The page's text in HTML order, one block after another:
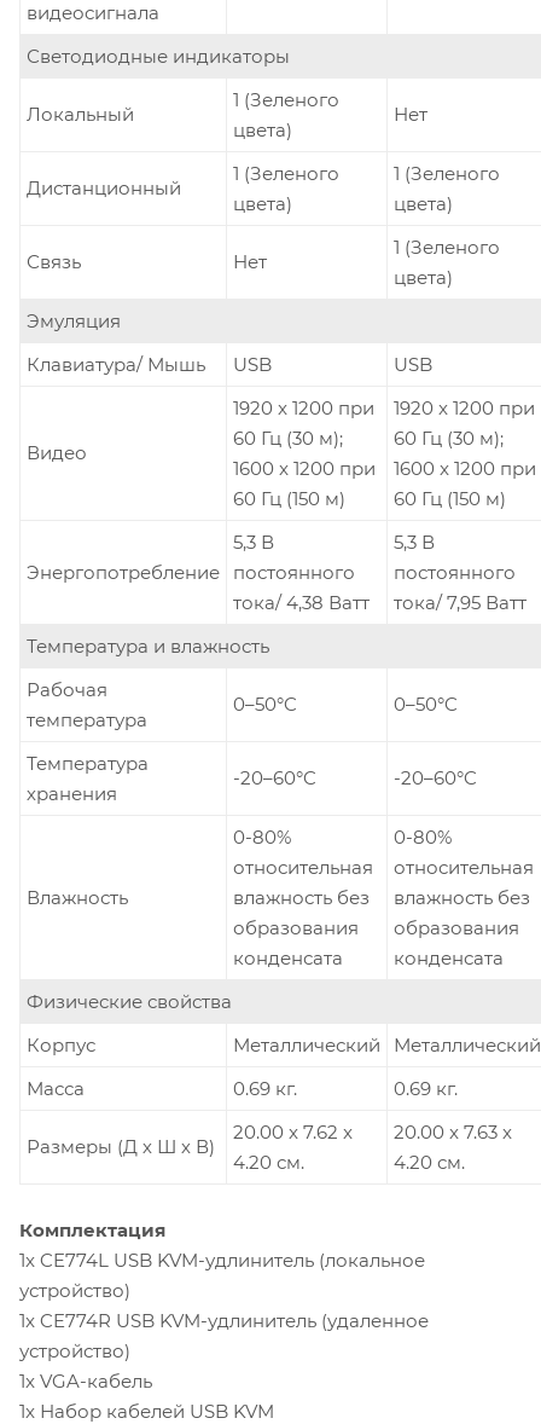
видеосигнала
Светодиодные индикаторы
Локальный
1 (Зеленого
цвета)
Нет
Дистанционный
1 (Зеленого
цвета)
1 (Зеленого
цвета)
Связь Нет
1 (Зеленого
цвета)
Эмуляция
Клавиатура/ Мышь
USB USB
Видео
1920 x 1200 при
60 Гц (30 м);
1600 x 1200 при
60 Гц (150 м)
1920 x 1200 при
60 Гц (30 м);
1600 x 1200 при
60 Гц (150 м)
Энергопотребление
5,3 В
постоянного
тока/ 4,38 Ватт
5,3 В
постоянного
тока/ 7,95 Ватт
Температура и влажность
Рабочая
температура
0–50°C 0–50°C
Температура
хранения
-20–60°C -20–60°C
Влажность
0-80%
относительная
влажность без
образования
конденсата
0-80%
относительная
влажность без
образования
конденсата
Физические свойства
Корпус
Металлический
Металлический
Масса
0.69 кг. 0.69 кг.
Размеры (Д х Ш х В)
20.00 x 7.62 x
4.20 см.
20.00 x 7.63 x
4.20 см.
Комплектация
1x CE774L USB KVM-удлинитель (локальное
устройство)
1x CE774R USB KVM-удлинитель (удаленное
устройство)
1x VGA-кабель
1x Набор кабелей USB KVM